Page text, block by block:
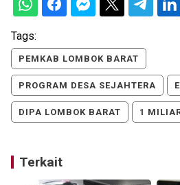
Tags:
PEMKAB LOMBOK BARAT
PROGRAM DESA SEJAHTERA
DIPA LOMBOK BARAT 1
Terkait